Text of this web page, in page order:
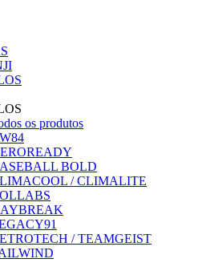
os produtos
BOLD
/ CLIMALITE
/ TEAMGEIST